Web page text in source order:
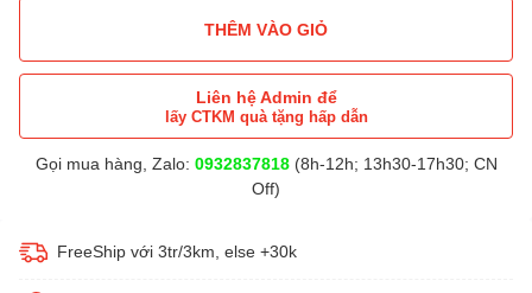
THÊM VÀO GIỎ
Liên hệ Admin để
lấy CTKM quà tặng hấp dẫn
Gọi mua hàng, Zalo: 0932837818(8h-12h; 13h30-17h30; CN
Off)
FreeShip với 3tr/3km, else +30k